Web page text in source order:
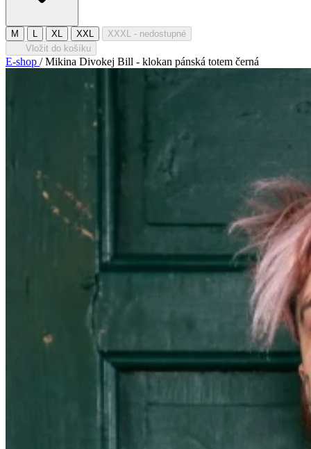
M L XL XXL XXXL - nedostupné
Vložit do košíku
E-shop / Mikina Divokej Bill - klokan pánská totem černá